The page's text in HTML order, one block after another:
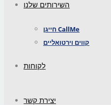
השירותים שלנו
חייגן CallMe
קווים וירטואליים
לקוחות
יצירת קשר